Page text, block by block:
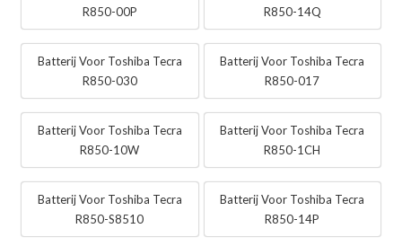
R850-00P
R850-14Q
Batterij Voor Toshiba Tecra
R850-030
Batterij Voor Toshiba Tecra
R850-017
Batterij Voor Toshiba Tecra
R850-10W
Batterij Voor Toshiba Tecra
R850-1CH
Batterij Voor Toshiba Tecra
R850-S8510
Batterij Voor Toshiba Tecra
R850-14P